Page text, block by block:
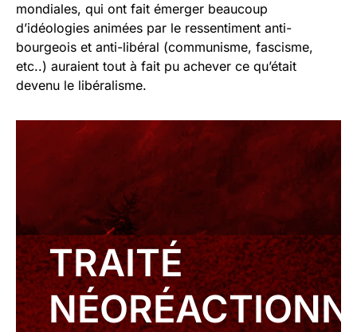
mondiales, qui ont fait émerger beaucoup
d’idéologies animées par le ressentiment anti-
bourgeois et anti-libéral (communisme, fascisme,
etc..) auraient tout à fait pu achever ce qu’était
devenu le libéralisme.
TRAITÉ